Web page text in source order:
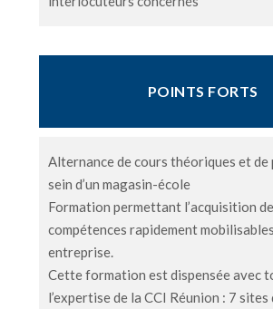
POINTS FORTS
Alternance de cours théoriques et de
sein d’un magasin-école
Formation permettant l’acquisition
compétences rapidement
entreprise.
Cette formation est dispensée avec
l’expertise de la CCI Réunion : 7